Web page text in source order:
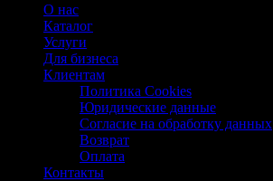
О нас
Каталог
Услуги
Для бизнеса
Клиентам
Политика Cookies
Юридические данные
Согласие на обработку данных
Возврат
Оплата
Контакты